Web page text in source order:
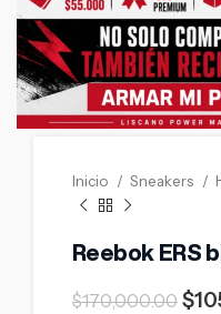
Click to enlarge
Inicio Sneakers
Reebok ERS
$170,000.00 $